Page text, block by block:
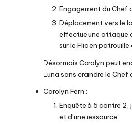
Engagement du Chef
Déplacement vers le
effectue une attaque
sur le Flic en patrouille
Désormais Carolyn peut
Luna sans craindre le Chef
Carolyn Fern :
Enquête à 5 contre 2,
et d’une ressource.